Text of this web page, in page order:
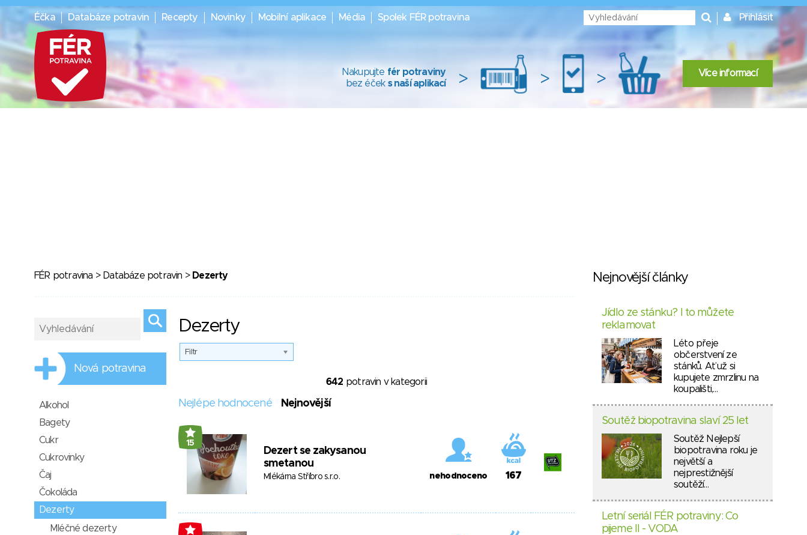
Éčka Databáze potravin Recepty Novinky Mobilní aplikace Média Spolek FÉR potravina Přihlásit
Nakupujte fér potraviny
bez éček s naší aplikací > > > Více informací
FÉR potravina > Databáze potravin > Dezerty
Dezerty
Filtr
642 potravin v kategorii
Nejlépe hodnocené Nejnovější
15
Dezert se zakysanou
smetanou
Mlékárna Stříbro s.r.o. nehodnoceno 167
Nová potravina
Alkohol
Bagety
Cukr
Cukrovinky
Čaj
Čokoláda
Dezerty
Mléčné dezerty
Nejnovější články
Jídlo ze stánku? I to můžete
reklamovat
Léto přeje
občerstvení ze
stánků. Ať už si
kupujete zmrzlinu na
koupališti,…
Soutěž biopotravina slaví 25 let
Soutěž Nejlepší
biopotravina roku je
největší a
nejprestižnější
soutěží…
Letní seriál FÉR potraviny: Co
pijeme II - VODA